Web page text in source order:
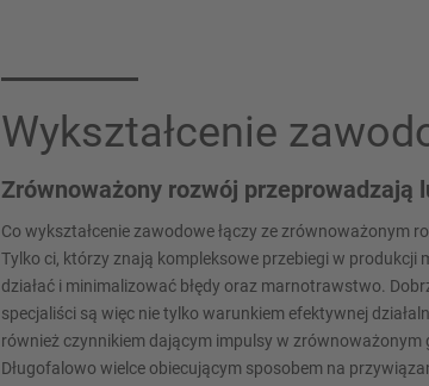
Wykształcenie
Zrównoważony rozwój przeprowadzają
Co wykształcenie zawodowe łączy ze zrównoważonym
Tylko ci, którzy znają kompleksowe przebiegi w produkcji
działać i minimalizować błędy oraz marnotrawstwo.
specjaliści są więc nie tylko warunkiem efektywnej
również czynnikiem dającym impulsy w zrównoważonym
Długofalowo wielce obiecującym sposobem na